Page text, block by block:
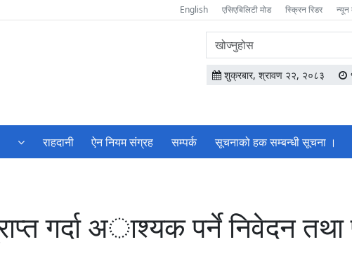
English एसिएबिलिटी मोड स्क्रिन रिडर न्यून
वेबसाइटमा
सामग्री
खोज्नुहोस
शुक्रबार, श्रावण २२, २०८३
राहदानी ऐन नियम संग्रह सम्पर्क सूचनाको हक सम्बन्धी सूचना ।
गर्दा अाश्यक पर्ने निवेदन तथा